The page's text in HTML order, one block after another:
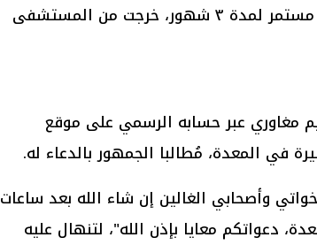
وتابع حديثه قائلاً:" ولسه في علاج مستمر لمدة ٣ شهور، خرجت من المستشفى
مغاوري عبر حسابه الرسمي على موقع
في المعدة، مُطالبا الجمهور بالدعاء له.
وأصحابي الغالين إن شاء الله بعد ساعات
دعواتكم معايا بإذن الله"، لتنهال عليه